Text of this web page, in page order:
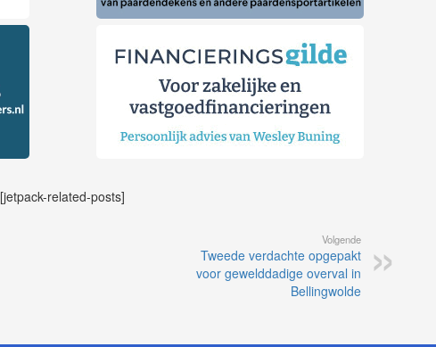
[jetpack-related-posts]
Volgende
Tweede verdachte opgepakt
voor gewelddadige overval in
Bellingwolde